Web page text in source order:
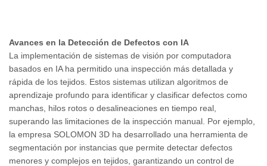
Avances en la Detección de Defectos con IA
La implementación de sistemas de visión por computadora
basados en IA ha permitido una inspección más detallada y
rápida de los tejidos. Estos sistemas utilizan algoritmos de
aprendizaje profundo para identificar y clasificar defectos como
manchas, hilos rotos o desalineaciones en tiempo real,
superando las limitaciones de la inspección manual. Por ejemplo,
la empresa SOLOMON 3D ha desarrollado una herramienta de
segmentación por instancias que permite detectar defectos
menores y complejos en tejidos, garantizando un control de